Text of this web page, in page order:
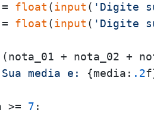
float (input ( 'Digite
float (input ( 'Digite
(nota_01 + nota_02 +
media e: {media: .2
>= 7 :